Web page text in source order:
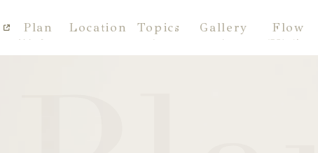
Plan Location Topics Gallery Flow